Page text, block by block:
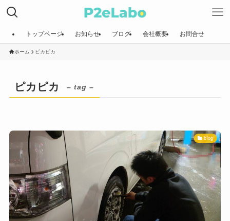
トップページ お知らせ ブログ 会社概要 お問合せ
ホーム ピカピカ
ピカピカ – tag –
blog